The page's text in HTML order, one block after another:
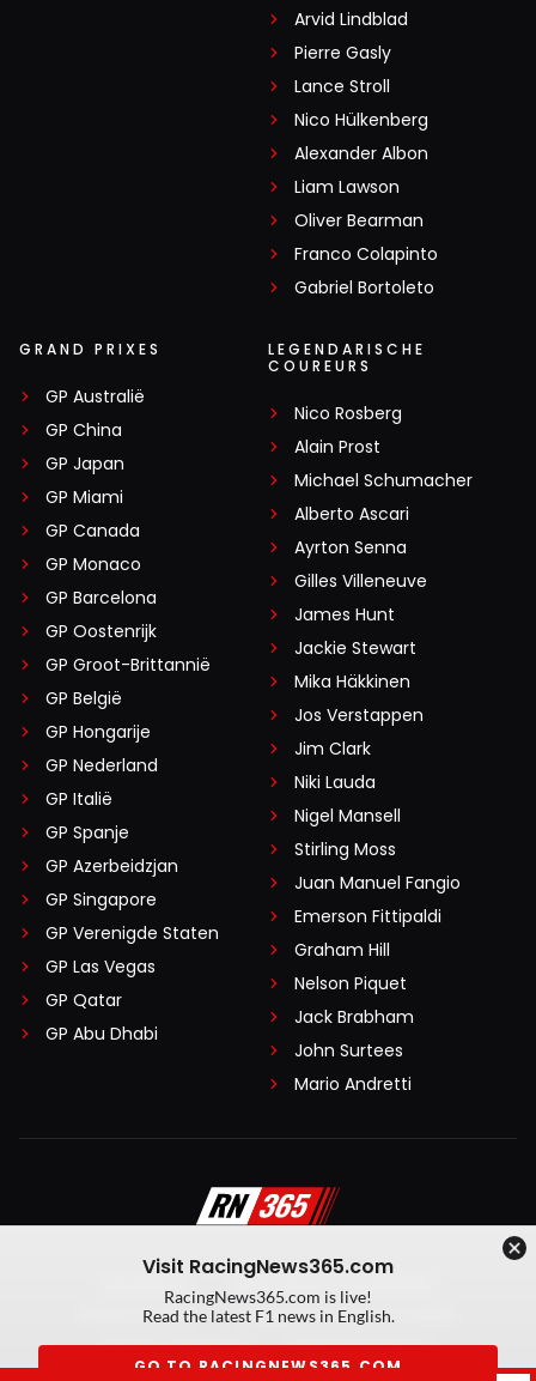
Arvid Lindblad
Pierre Gasly
Lance Stroll
Nico Hülkenberg
Alexander Albon
Liam Lawson
Oliver Bearman
Franco Colapinto
Gabriel Bortoleto
GRAND PRIXES
GP Australië
GP China
GP Japan
GP Miami
GP Canada
GP Monaco
GP Barcelona
GP Oostenrijk
GP Groot-Brittannië
GP België
GP Hongarije
GP Nederland
GP Italië
GP Spanje
GP Azerbeidzjan
GP Singapore
GP Verenigde Staten
GP Las Vegas
GP Qatar
GP Abu Dhabi
LEGENDARISCHE
COUREURS
Nico Rosberg
Alain Prost
Michael Schumacher
Alberto Ascari
Ayrton Senna
Gilles Villeneuve
James Hunt
Jackie Stewart
Mika Häkkinen
Jos Verstappen
Jim Clark
Niki Lauda
Nigel Mansell
Stirling Moss
Juan Manuel Fangio
Emerson Fittipaldi
Graham Hill
Nelson Piquet
Jack Brabham
John Surtees
Mario Andretti
Algemene voorwaarden
Privacy Policy
Created by On Your Marks
Privacy manager
Kansspeluitingen
Visit RacingNews365.com
RacingNews365.com is live!
Read the latest F1 news in English.
GO TO RACINGNEWS365.COM